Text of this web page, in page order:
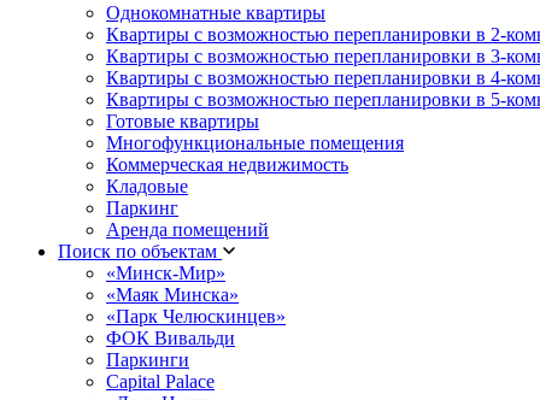
Однокомнатные квартиры
Квартиры с возможностью перепланировки в 2-
Квартиры с возможностью перепланировки в 3-
Квартиры с возможностью перепланировки в 4-
Квартиры с возможностью перепланировки в 5-
Готовые квартиры
Многофункциональные помещения
Коммерческая недвижимость
Кладовые
Паркинг
Аренда помещений
Поиск по объектам
«Минск-Мир»
«Маяк Минска»
«Парк Челюскинцев»
ФОК Вивальди
Паркинги
Capital Palace